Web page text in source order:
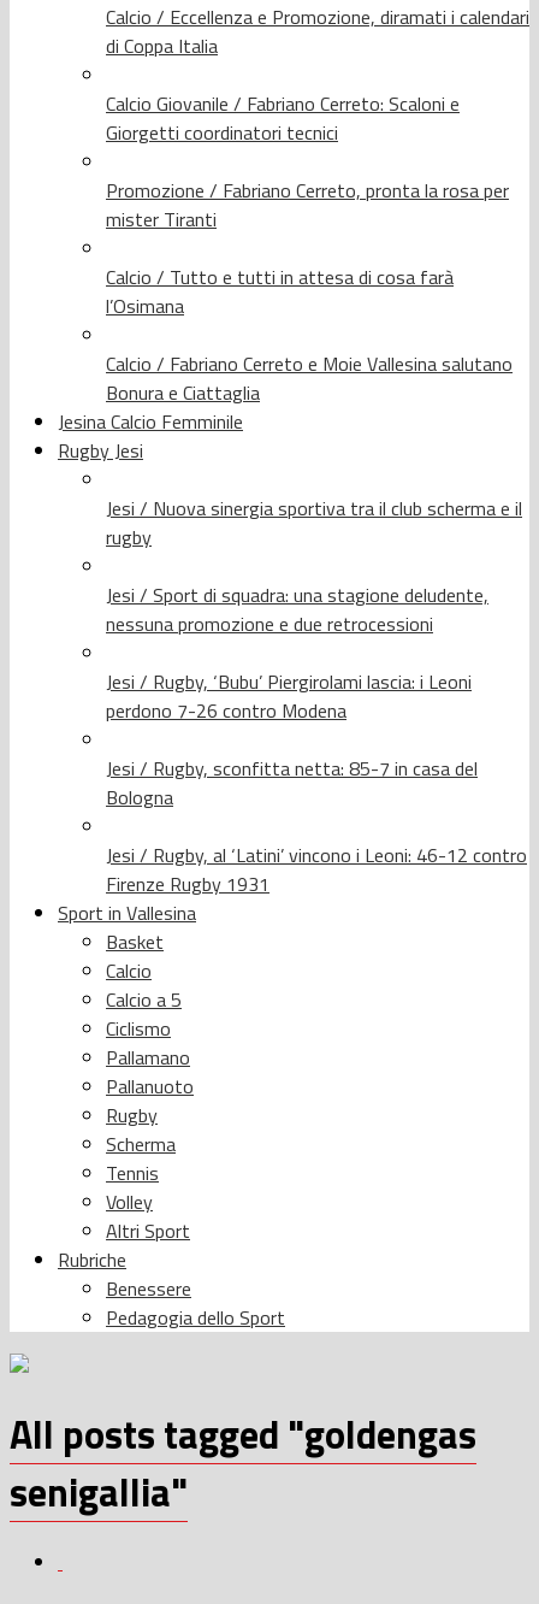
Calcio / Eccellenza e Promozione, diramati i calendari
di Coppa Italia
Calcio Giovanile / Fabriano Cerreto: Scaloni e
Giorgetti coordinatori tecnici
Promozione / Fabriano Cerreto, pronta la rosa per
mister Tiranti
Calcio / Tutto e tutti in attesa di cosa farà
l’Osimana
Calcio / Fabriano Cerreto e Moie Vallesina salutano
Bonura e Ciattaglia
Jesina Calcio Femminile
Rugby Jesi
Jesi / Nuova sinergia sportiva tra il club scherma e il
rugby
Jesi / Sport di squadra: una stagione deludente,
nessuna promozione e due retrocessioni
Jesi / Rugby, ‘Bubu’ Piergirolami lascia: i Leoni
perdono 7-26 contro Modena
Jesi / Rugby, sconfitta netta: 85-7 in casa del
Bologna
Jesi / Rugby, al ‘Latini’ vincono i Leoni: 46-12 contro
Firenze Rugby 1931
Sport in Vallesina
Basket
Calcio
Calcio a 5
Ciclismo
Pallamano
Pallanuoto
Rugby
Scherma
Tennis
Volley
Altri Sport
Rubriche
Benessere
Pedagogia dello Sport
All posts tagged "goldengas
senigallia"